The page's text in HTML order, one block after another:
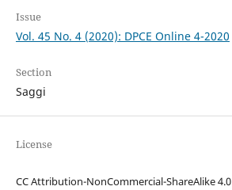
Issue
Vol. 45 No. 4 (2020): DPCE Online 4-2020
Section
Saggi
License
CC Attribution-NonCommercial-ShareAlike 4.0